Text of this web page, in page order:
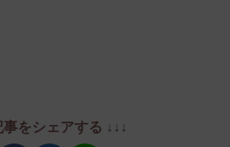
事をシェアする ↓↓↓